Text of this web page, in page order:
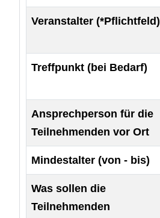
Veranstalter (*Pflichtfeld)
Treffpunkt (bei Bedarf)
Ansprechperson für die
Teilnehmenden vor Ort
Mindestalter (von - bis)
Was sollen die
Teilnehmenden